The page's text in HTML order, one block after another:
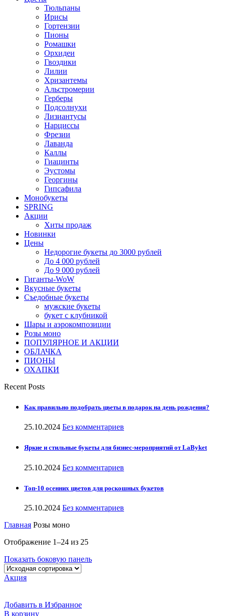
Тюльпаны
Ирисы
Гортензии
Пионы
Ромашки
Орхидеи
Гвоздики
Лилии
Хризантемы
Альстромерии
Герберы
Подсолнухи
Лизиантусы
Нарциссы
Фрезии
Лаванда
Каллы
Гиацинты
Эустомы
Георгины
Гипсафила
Монобукеты
SPRING
Акции
Хиты продаж
Новинки
Цены
Недорогие букеты до 3000 рублей
До 4 000 рублей
До 9 000 рублей
Гиганты-WoW
Вкусные букеты
Съедобные букеты
мужские букеты
букет с клубникой
Шары и аэрокомпозиции
Розы моно
ПОПУЛЯРНОЕ И АКЦИИ
ОБЛАЧКА
ПИОНЫ
ОХАПКИ
Recent Posts
Как правильно подобрать цветы в подарок на день рождения?
25.10.2024 Без комментариев
Яркие и стильные букеты для бизнес-мероприятий от LaByket
25.10.2024 Без комментариев
Топ-10 осенних цветов для роскошных букетов
25.10.2024 Без комментариев
Главная Розы моно
Отображение 1–24 из 25
Показать боковую панель
Акция
Добавить в Избранное
В корзину